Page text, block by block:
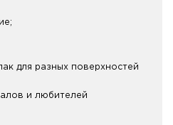
для разных поверхностей
и любителей